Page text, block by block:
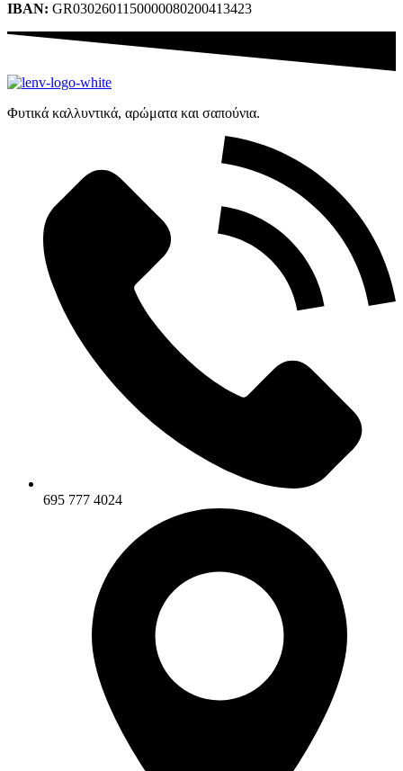
IBAN: GR0302601150000080200413423
Φυτικά καλλυντικά, αρώματα και σαπούνια.
695 777 4024